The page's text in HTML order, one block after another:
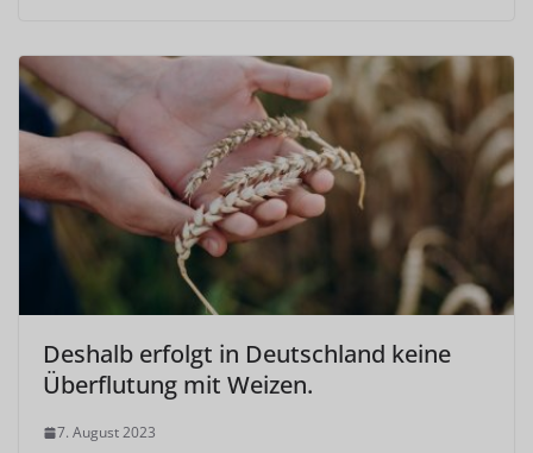
Deshalb erfolgt in Deutschland keine
Überflutung mit Weizen.
7. August 2023